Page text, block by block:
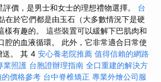
評價，是男士和女士的理想禮物選擇。 台
在於它們都是由玉石（大多數情況下是硬
有趣的。 這些裝置可以緩解下巴肌肉和
的血液循環。 此外，它非常適合日常使
送。 其 4 安心養老院推薦 值得信賴的網路
業照護 台胞證辦理指南 全口重建的解決方
價格參考 台中脊椎矯正 專業外燴公司服